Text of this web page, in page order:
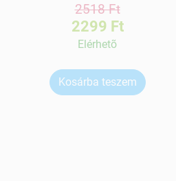
2518 Ft
2299 Ft
Elérhetõ
Kosárba teszem